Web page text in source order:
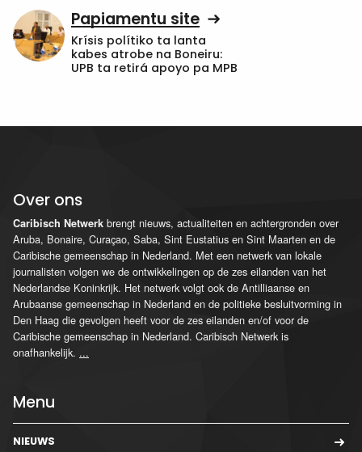
Papiamentu site
Krísis polítiko ta lanta
kabes atrobe na Boneiru:
UPB ta retirá apoyo pa MPB
Over ons
Caribisch Netwerk brengt nieuws, actualiteiten en achtergronden over
Aruba, Bonaire, Curaçao, Saba, Sint Eustatius en Sint Maarten en de
Caribische gemeenschap in Nederland. Met een netwerk van lokale
journalisten volgen we de ontwikkelingen op de zes eilanden van het
Nederlandse Koninkrijk. Het netwerk volgt ook de Antilliaanse en
Arubaanse gemeenschap in Nederland en de politieke besluitvorming in
Den Haag die gevolgen heeft voor de zes eilanden en/of voor de
Caribische gemeenschap in Nederland. Caribisch Netwerk is
onafhankelijk. ...
Menu
NIEUWS